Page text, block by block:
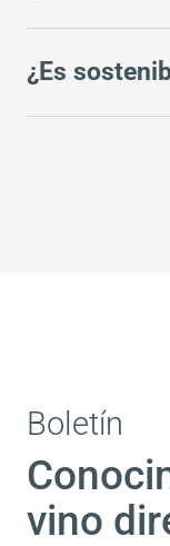
¿Es
Boletín
vino